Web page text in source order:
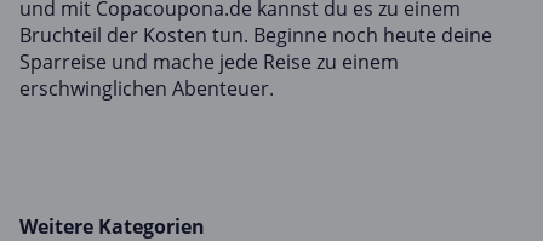
und mit Copacoupona.de kannst du es zu einem
Bruchteil der Kosten tun. Beginne noch heute deine
Sparreise und mache jede Reise zu einem
erschwinglichen Abenteuer.
Weitere Kategorien